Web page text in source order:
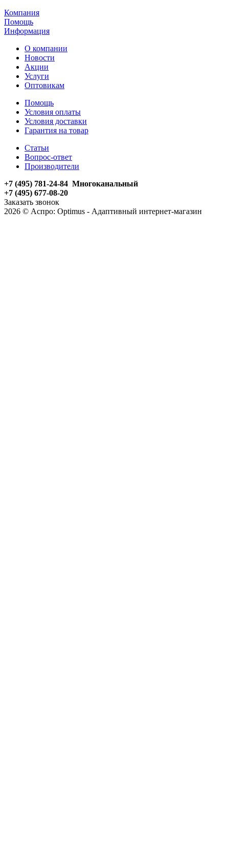
Компания
Помощь
Информация
О компании
Новости
Акции
Услуги
Оптовикам
Помощь
Условия оплаты
Условия доставки
Гарантия на товар
Статьи
Вопрос-ответ
Производители
+7 (495) 781-24-84 Многоканальный
+7 (495) 677-08-20
Заказать звонок
2026 © Аспро: Optimus - Адаптивный интернет-магазин